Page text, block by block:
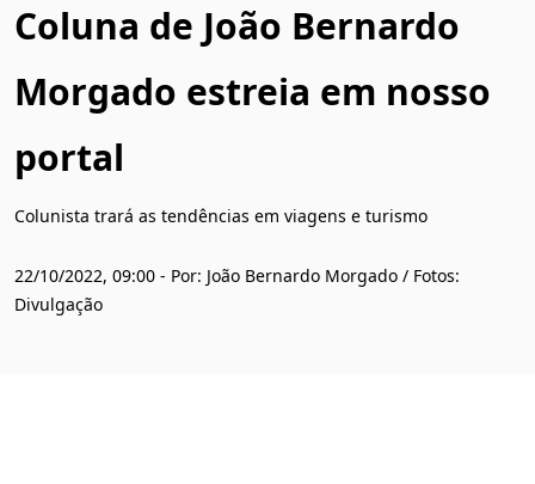
Coluna de João Bernardo
Morgado estreia em nosso
portal
Colunista trará as tendências em viagens e turismo
22/10/2022, 09:00 - Por: João Bernardo Morgado / Fotos:
Divulgação